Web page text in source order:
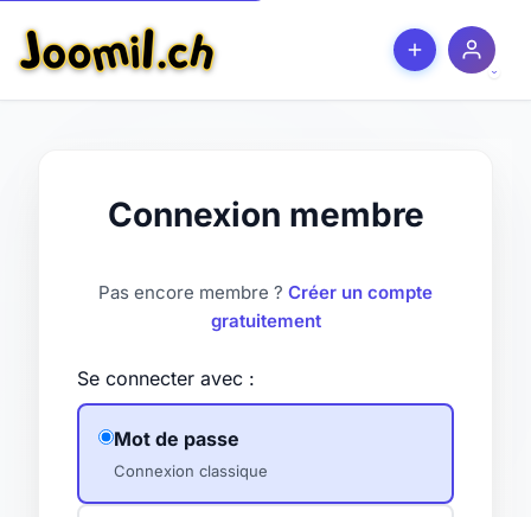
Connexion membre
Pas encore membre ? Créer un compte
gratuitement
Se connecter avec :
Mot de passe
Connexion classique